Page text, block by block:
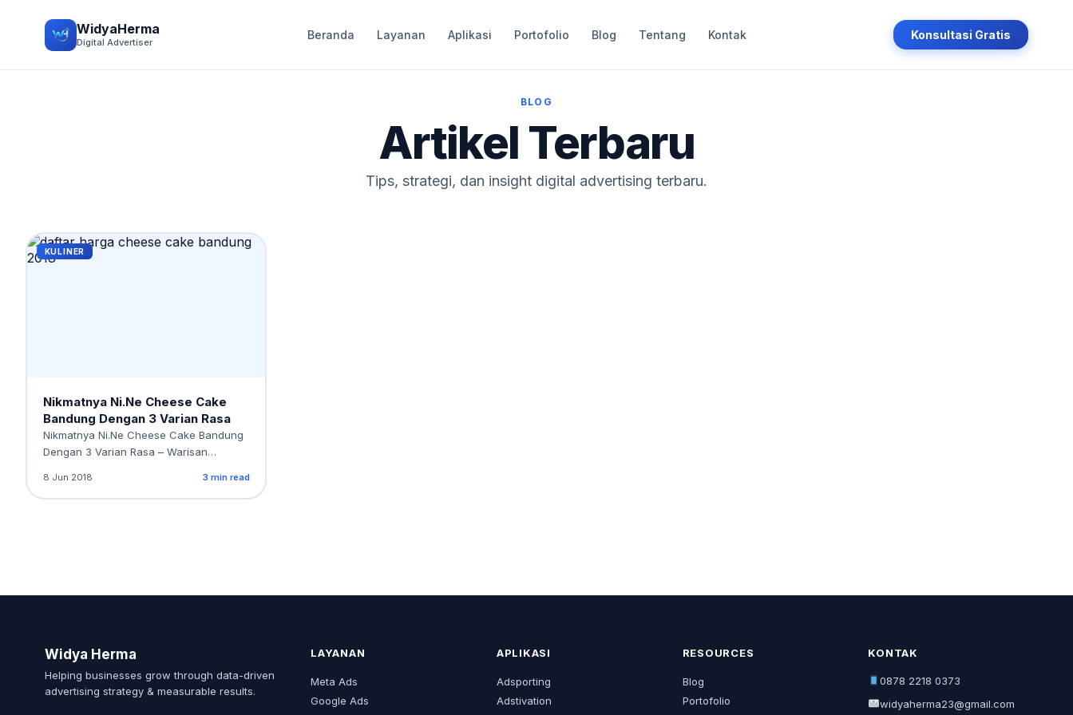
WidyaHerma
Digital Advertiser
Beranda Layanan Aplikasi Portofolio Blog Tentang Kontak Konsultasi Gratis
BLOG
Artikel Terbaru
Tips, strategi, dan insight digital advertising terbaru.
KULINER
Nikmatnya Ni.Ne Cheese Cake
Bandung Dengan 3 Varian Rasa
Nikmatnya Ni.Ne Cheese Cake Bandung
Dengan 3 Varian Rasa – Warisan
8 Jun 2018 3 min read
Widya Herma
Helping businesses grow through data-driven
advertising strategy & measurable results.
LAYANAN
Meta Ads
Google Ads
APLIKASI
Adsporting
Adstivation
RESOURCES
Blog
Portofolio
KONTAK
0878 2218 0373
widyaherma23@gmail.com